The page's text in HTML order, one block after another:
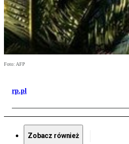
Foto: AFP
rp.pl
Zobacz również